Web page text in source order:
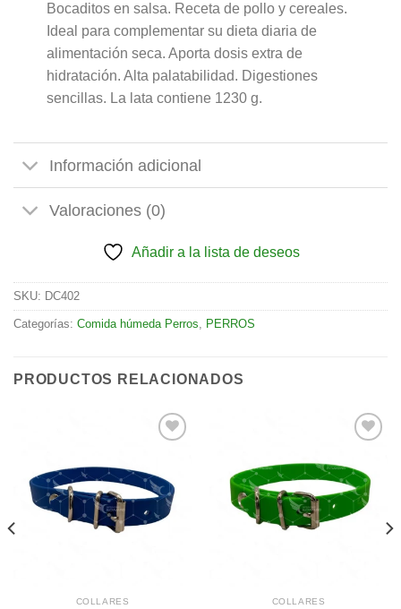
Bocaditos en salsa. Receta de pollo y cereales.
Ideal para complementar su dieta diaria de
alimentación seca. Aporta dosis extra de
hidratación. Alta palatabilidad. Digestiones
sencillas. La lata contiene 1230 g.
Información adicional
Valoraciones (0)
Añadir a la lista de deseos
SKU: DC402
Categorías: Comida húmeda Perros, PERROS
PRODUCTOS RELACIONADOS
Añadir
a la
lista de
deseos
COLLARES
Añadir
a la
lista de
COLLARES